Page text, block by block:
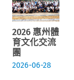
2026 惠州體
育文化交流
團
2026-06-28